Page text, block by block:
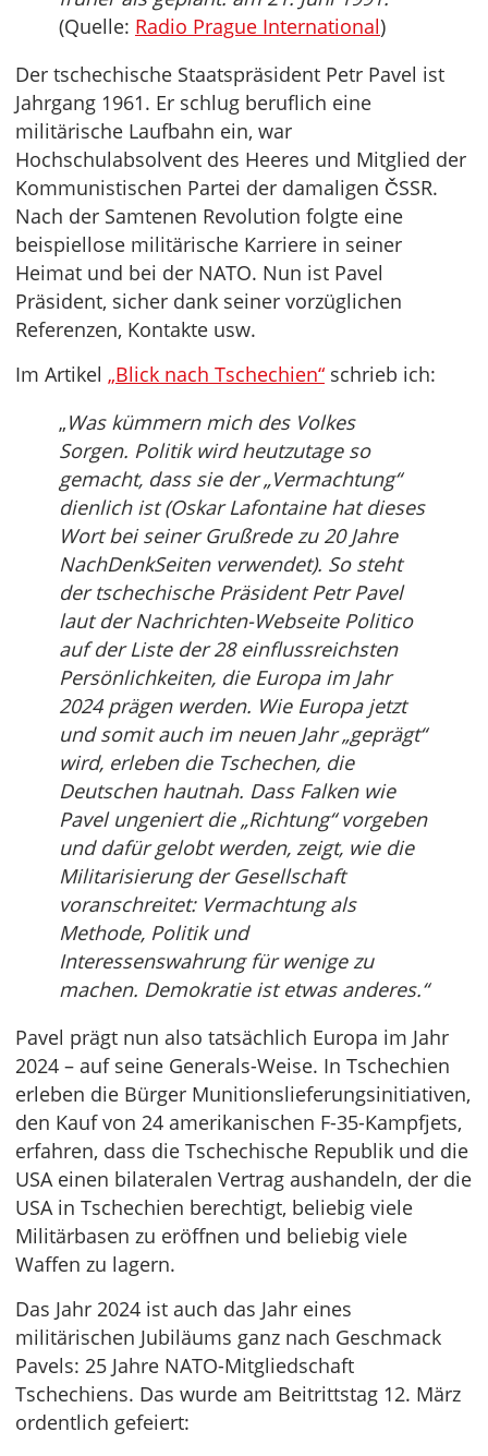
(Quelle: Radio Prague International)
Der tschechische Staatspräsident Petr Pavel ist
Jahrgang 1961. Er schlug beruflich eine
militärische Laufbahn ein, war
Hochschulabsolvent des Heeres und Mitglied der
Kommunistischen Partei der damaligen ČSSR.
Nach der Samtenen Revolution folgte eine
beispiellose militärische Karriere in seiner
Heimat und bei der NATO. Nun ist Pavel
Präsident, sicher dank seiner vorzüglichen
Referenzen, Kontakte usw.
Im Artikel „Blick nach Tschechien“ schrieb ich:
„Was kümmern mich des Volkes
Sorgen. Politik wird heutzutage so
gemacht, dass sie der „Vermachtung“
dienlich ist (Oskar Lafontaine hat dieses
Wort bei seiner Grußrede zu 20 Jahre
NachDenkSeiten verwendet). So steht
der tschechische Präsident Petr Pavel
laut der Nachrichten-Webseite Politico
auf der Liste der 28 einflussreichsten
Persönlichkeiten, die Europa im Jahr
2024 prägen werden. Wie Europa jetzt
und somit auch im neuen Jahr „geprägt“
wird, erleben die Tschechen, die
Deutschen hautnah. Dass Falken wie
Pavel ungeniert die „Richtung“ vorgeben
und dafür gelobt werden, zeigt, wie die
Militarisierung der Gesellschaft
voranschreitet: Vermachtung als
Methode, Politik und
Interessenswahrung für wenige zu
machen. Demokratie ist etwas anderes.“
Pavel prägt nun also tatsächlich Europa im Jahr
2024 – auf seine Generals-Weise. In Tschechien
erleben die Bürger Munitionslieferungsinitiativen,
den Kauf von 24 amerikanischen F-35-Kampfjets,
erfahren, dass die Tschechische Republik und die
USA einen bilateralen Vertrag aushandeln, der die
USA in Tschechien berechtigt, beliebig viele
Militärbasen zu eröffnen und beliebig viele
Waffen zu lagern.
Das Jahr 2024 ist auch das Jahr eines
militärischen Jubiläums ganz nach Geschmack
Pavels: 25 Jahre NATO-Mitgliedschaft
Tschechiens. Das wurde am Beitrittstag 12. März
ordentlich gefeiert: